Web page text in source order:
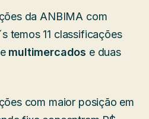
da ANBIMA com
temos 11 classificações
multimercados e duas
com maior posição em